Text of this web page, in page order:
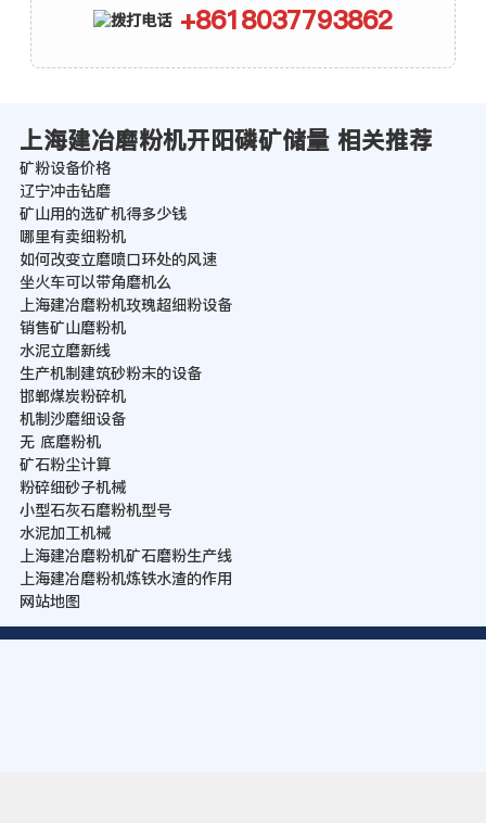
+8618037793862
上海建冶磨粉机开阳磷矿储量 相关推荐
矿粉设备价格
辽宁冲击钻磨
矿山用的选矿机得多少钱
哪里有卖细粉机
如何改变立磨喷口环处的风速
坐火车可以带角磨机么
上海建冶磨粉机玫瑰超细粉设备
销售矿山磨粉机
水泥立磨新线
生产机制建筑砂粉末的设备
邯郸煤炭粉碎机
机制沙磨细设备
无 底磨粉机
矿石粉尘计算
粉碎细砂子机械
小型石灰石磨粉机型号
水泥加工机械
上海建冶磨粉机矿石磨粉生产线
上海建冶磨粉机炼铁水渣的作用
网站地图